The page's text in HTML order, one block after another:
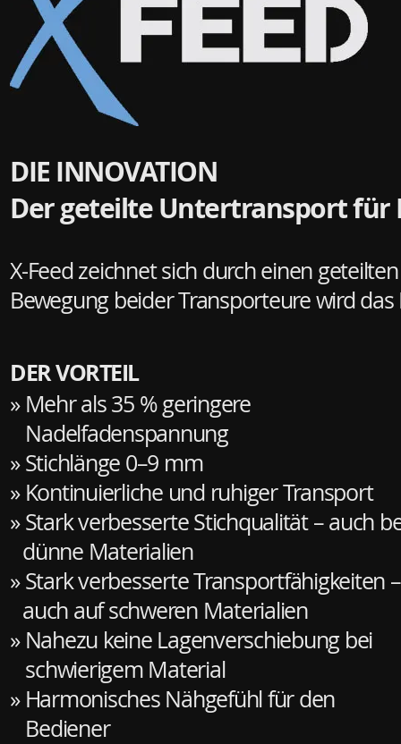
DIE INNOVATION
Der geteilte Untertransport
X-Feed zeichnet sich durch einen
Bewegung beider Transporteure wird
DER VORTEIL
» Mehr als 35 % geringere
Nadelfadenspannung
» Stichlänge 0–9 mm
» Kontinuierliche und ruhiger Transport
» Stark verbesserte Stichqualität – auch
dünne Materialien
» Stark verbesserte Transportfähigkeiten –
auch auf schweren Materialien
» Nahezu keine Lagenverschiebung bei
schwierigem Material
» Harmonisches Nähgefühl für den
Bediener